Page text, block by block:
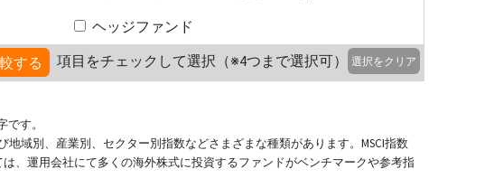
ヘッジファンド
する
項目をチェックして選択（※4つまで選択可） 選択をクリア
す。
域別、産業別、セクター別指数などさまざまな種類があります。MSCI指数
、運用会社にて多くの海外株式に投資するファンドがベンチマークや参考指